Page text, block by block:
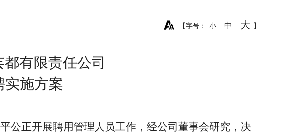
【字号： 小 中 大 】
有限责任公司
实施方案
公正开展聘用管理人员工作 ，经公司 董事会研究，决